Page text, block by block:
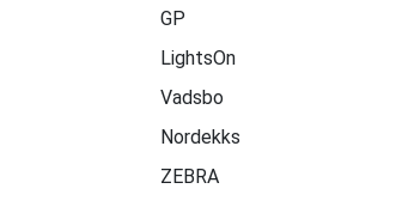
GP
LightsOn
Vadsbo
Nordekks
ZEBRA